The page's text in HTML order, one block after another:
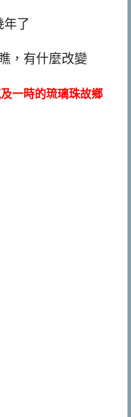
年了
，有什麼改變
一時的琉璃珠故鄉